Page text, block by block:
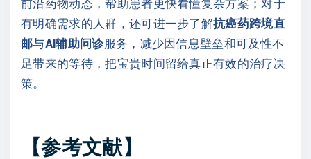
有明确需求的人群，还可进一步了解抗癌药跨境直
邮与AI辅助问诊服务，减少因信息壁垒和可及性不
足带来的等待，把宝贵时间留给真正有效的治疗决
策。
【参考文献】